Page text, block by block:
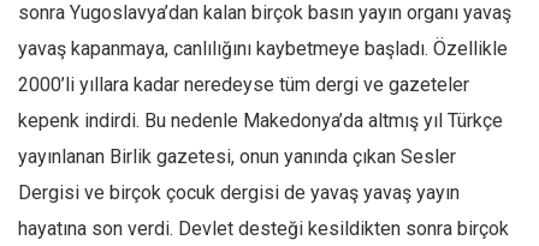
Eksik sayıların temini
Sosyal Medya
Twitter
Facebook
Instagram
YouTube
sonra Yugoslavya’dan kalan birçok basın yayın organı yavaş
yavaş kapanmaya, canlılığını kaybetmeye başladı. Özellikle
2000’li yıllara kadar neredeyse tüm dergi ve gazeteler
kepenk indirdi. Bu nedenle Makedonya’da altmış yıl Türkçe
yayınlanan Birlik gazetesi, onun yanında çıkan Sesler
Dergisi ve birçok çocuk dergisi de yavaş yavaş yayın
hayatına son verdi. Devlet desteği kesildikten sonra birçok